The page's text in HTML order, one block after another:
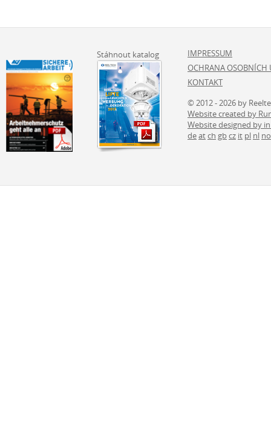
Stáhnout katalog
IMPRESSUM
OCHRANA OSOBNÍCH
KONTAKT
© 2012 - 2026 by
Website created by
Website designed by
deatch gbcz it pl nl no